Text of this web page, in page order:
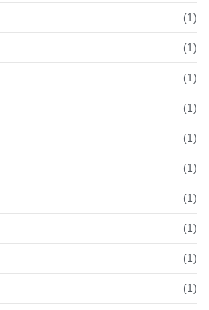
(1)
(1)
(1)
(1)
(1)
(1)
(1)
(1)
(1)
(1)